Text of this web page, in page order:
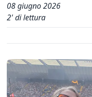
08 giugno 2026
2' di lettura